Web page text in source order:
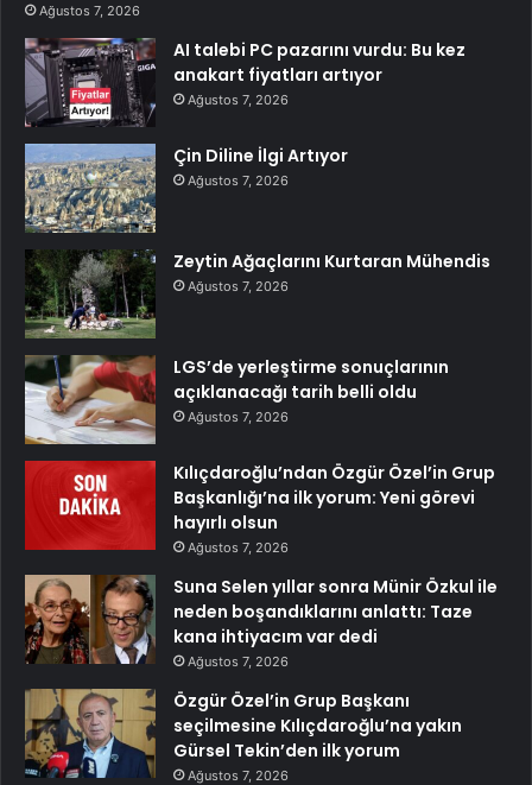
Ağustos 7, 2026
AI talebi PC pazarını vurdu: Bu kez
anakart fiyatları artıyor
Ağustos 7, 2026
Çin Diline İlgi Artıyor
Ağustos 7, 2026
Zeytin Ağaçlarını Kurtaran Mühendis
Ağustos 7, 2026
LGS’de yerleştirme sonuçlarının
açıklanacağı tarih belli oldu
Ağustos 7, 2026
Kılıçdaroğlu’ndan Özgür Özel’in Grup
Başkanlığı’na ilk yorum: Yeni görevi
hayırlı olsun
Ağustos 7, 2026
Suna Selen yıllar sonra Münir Özkul ile
neden boşandıklarını anlattı: Taze
kana ihtiyacım var dedi
Ağustos 7, 2026
Özgür Özel’in Grup Başkanı
seçilmesine Kılıçdaroğlu’na yakın
Gürsel Tekin’den ilk yorum
Ağustos 7, 2026